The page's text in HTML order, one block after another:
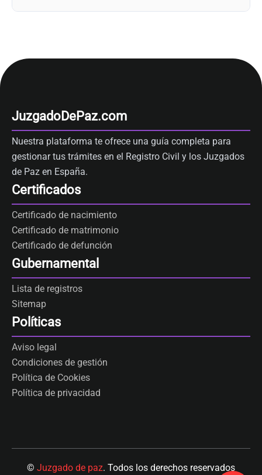
JuzgadoDePaz.com
Nuestra plataforma te ofrece una guía completa para
gestionar tus trámites en el Registro Civil y los Juzgados
de Paz en España.
Certificados
Certificado de nacimiento
Certificado de matrimonio
Certificado de defunción
Gubernamental
Lista de registros
Sitemap
Políticas
Aviso legal
Condiciones de gestión
Política de Cookies
Política de privacidad
© Juzgado de paz. Todos los derechos reservados